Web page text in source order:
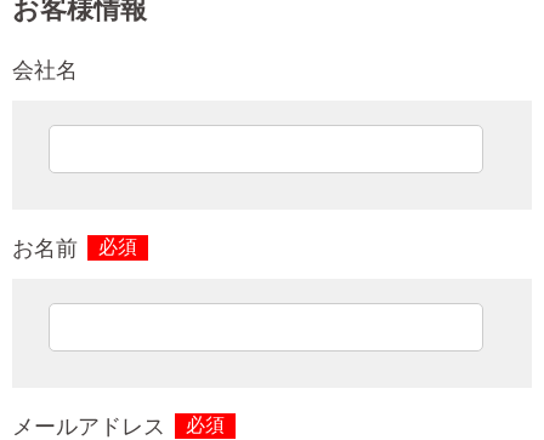
お客様情報
会社名
お名前 必須
メールアドレス 必須